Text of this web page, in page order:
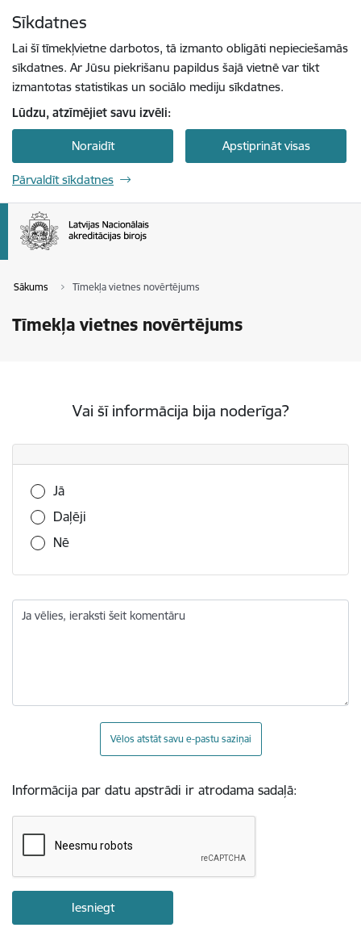
Sīkdatnes
Lai šī tīmekļvietne darbotos, tā izmanto obligāti nepieciešamās
sīkdatnes. Ar Jūsu piekrišanu papildus šajā vietnē var tikt
izmantotas statistikas un sociālo mediju sīkdatnes.
Lūdzu, atzīmējiet savu izvēli:
Noraidīt Apstiprināt visas
Pārvaldīt sīkdatnes
Sākums Tīmekļa vietnes novērtējums
Tīmekļa vietnes novērtējums
Vai šī informācija bija noderīga?
Vai šī informācija bija noderīga?
Jā
Daļēji
Nē
Ja vēlies, ieraksti šeit komentāru
Vēlos atstāt savu e-pastu saziņai
Informācija par datu apstrādi ir atrodama sadaļā: